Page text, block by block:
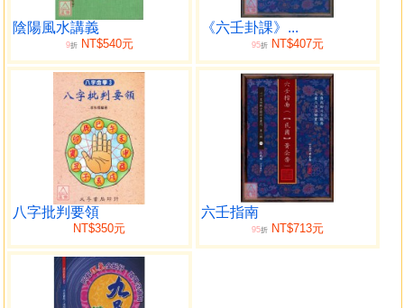
目錄
第一章 干支 八卦 六十四卦總論
第一節 干支五行總論
第二節 八卦六十四卦總論
第二章 六十四卦爻法
一。六十四卦定爻法
二。六十四卦飛爻法
三。六親法
第三章 六十四卦定爻法
第四章 六十四卦飛爻法
第五章 六十四卦子父財官六親法
陰陽風水講義
9折NT$540元
《六壬卦課》...
95折NT$407元
八字批判要領
NT$350元
六壬指南
95折NT$713元